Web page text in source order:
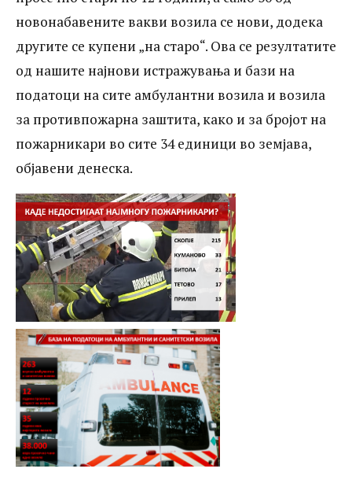
податоци за амбулантни и санитетски
новонабавените вакви возила се нови, додека
другите се купени „на старо“. Ова се резултатите
од нашите најнови истражувања и бази на
податоци на сите амбулантни возила и возила
за противпожарна заштита, како и за бројот на
пожарникари во сите 34 единици во земјава,
објавени денеска.